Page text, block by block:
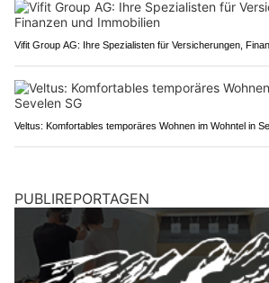
Vifit Group AG: Ihre Spezialisten für Versicherungen,
Veltus: Komfortables temporäres Wohnen im Wohntel in
PUBLIREPORTAGEN